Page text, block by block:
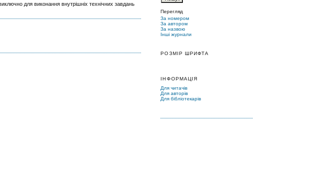
Перегляд
За номером
За автором
За назвою
Інші журнали
РОЗМІР ШРИФТА
ІНФОРМАЦІЯ
Для читачів
Для авторів
Для бібліотекарів
для виконання внутрішніх технічних завдань